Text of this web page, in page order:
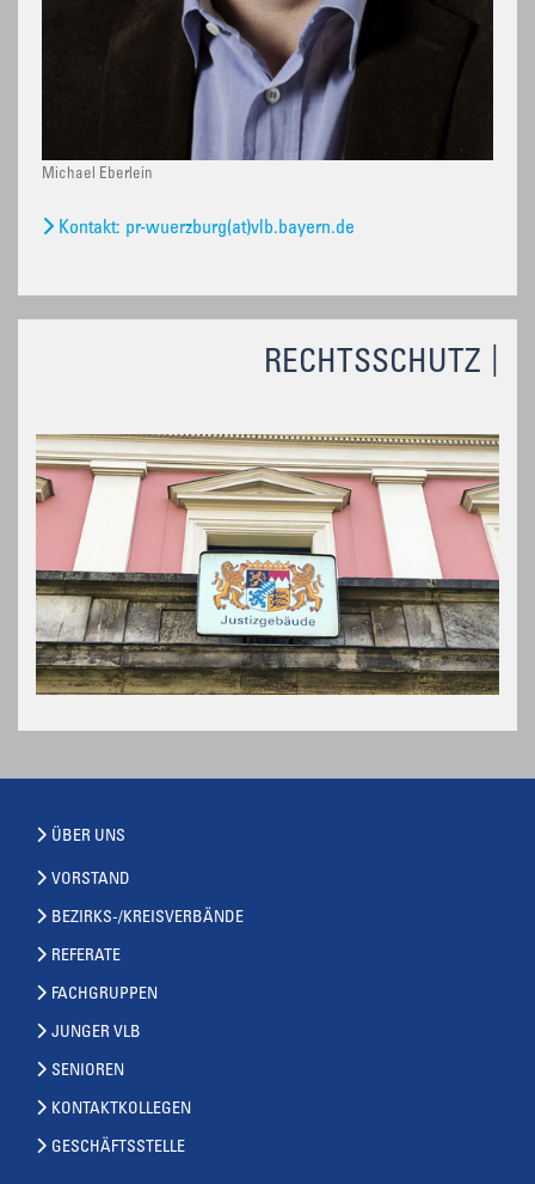
RECHTSSCHUTZ
Michael Eberlein
Kontakt: pr-wuerzburg(at)vlb.bayern.de
ÜBER UNS
VORSTAND
BEZIRKS-/KREISVERBÄNDE
REFERATE
FACHGRUPPEN
JUNGER VLB
SENIOREN
KONTAKTKOLLEGEN
GESCHÄFTSSTELLE